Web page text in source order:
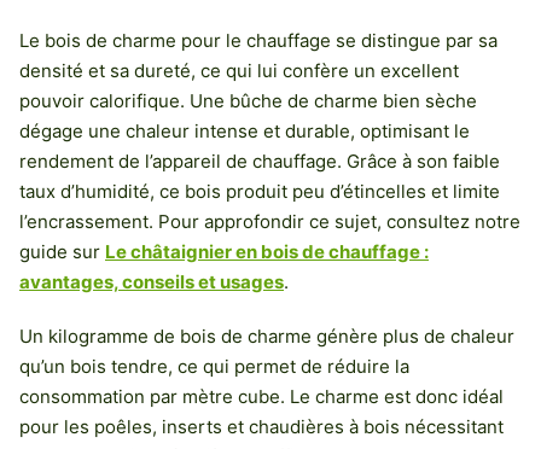
Le bois de charme pour le chauffage se distingue par sa
densité et sa dureté, ce qui lui confère un excellent
pouvoir calorifique. Une bûche de charme bien sèche
dégage une chaleur intense et durable, optimisant le
rendement de l’appareil de chauffage. Grâce à son faible
taux d’humidité, ce bois produit peu d’étincelles et limite
l’encrassement. Pour approfondir ce sujet, consultez notre
guide sur Le châtaignier en bois de chauffage :
avantages, conseils et usages.
Un kilogramme de bois de charme génère plus de chaleur
qu’un bois tendre, ce qui permet de réduire la
consommation par mètre cube. Le charme est donc idéal
pour les poêles, inserts et chaudières à bois nécessitant